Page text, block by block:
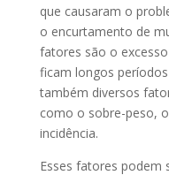
que causaram o
o encurtamento de
fatores são o
ficam longos
também diversos
como o sobre-peso,
incidência.
Esses fatores podem